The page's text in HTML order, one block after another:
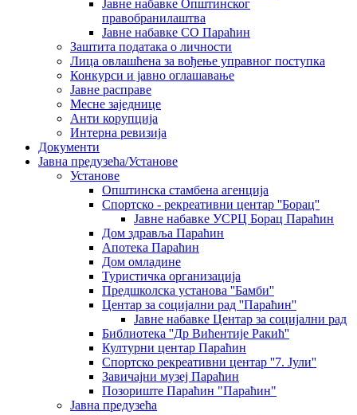
Јавне набавке Општинског
правобранилаштва
Јавне набавке СО Параћин
Заштита података о личности
Лица овлашћена за вођење управног поступка
Конкурси и јавно оглашавање
Јавне расправе
Месне заједнице
Анти корупција
Интерна ревизија
Документи
Јавна предузећа/Установе
Установе
Општинскa стамбенa агенцијa
Спортско - рекреативни центар ''Борац''
Јавне набавке УСРЦ Борац Параћин
Дом здравља Параћин
Апотека Параћин
Дом омладине
Туристичка организација
Предшколска установа ''Бамби''
Центар за социјални рад ''Параћин''
Јавне набавке Центар за социјални рад
Библиотека ''Др Вићентије Ракић''
Културни центар Параћин
Спортско рекреативни центар ''7. Јули''
Завичајни музеј Параћин
Позориште Параћин "Параћин"
Јавна предузећа